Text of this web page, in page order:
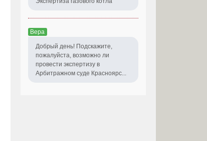
Вера
Добрый день! Подскажите,
пожалуйста, возможно ли
провести экспертизу в
Арбитражном суде Красноярс...